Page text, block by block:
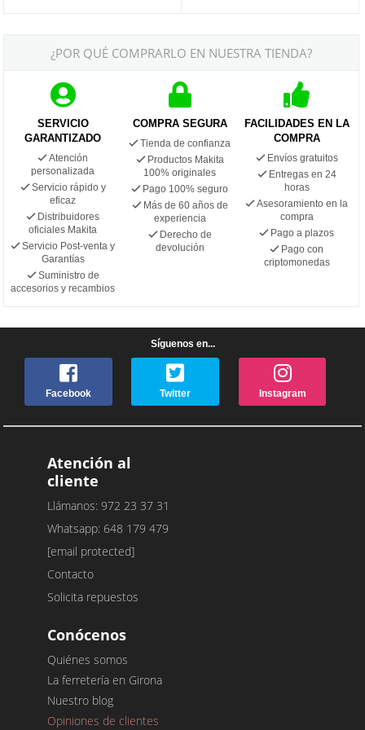
¿POR QUÉ COMPRARLO EN NUESTRA TIENDA?
SERVICIO
GARANTIZADO
Atención
personalizada
Servicio rápido y
eficaz
Distribuidores
oficiales Makita
Servicio Post-venta y
Garantías
Suministro de
accesorios y recambios
COMPRA SEGURA
Tienda de confianza
Productos Makita
100% originales
Pago 100% seguro
Más de 60 años de
experiencia
Derecho de
devolución
FACILIDADES EN LA
COMPRA
Envíos gratuitos
Entregas en 24
horas
Asesoramiento en la
compra
Pago a plazos
Pago con
criptomonedas
Síguenos en...
Facebook Twitter Instagram
Atención al
cliente
Llámanos: 972 23 37 31
Whatsapp: 648 179 479
[email protected]
Contacto
Solicita repuestos
Conócenos
Quiénes somos
La ferretería en Girona
Nuestro blog
Opiniones de clientes